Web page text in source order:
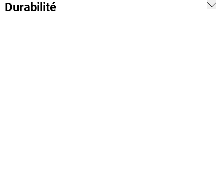
Durabilité